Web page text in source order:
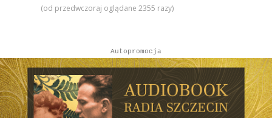
(od przedwczoraj oglądane 2355 razy)
Autopromocja